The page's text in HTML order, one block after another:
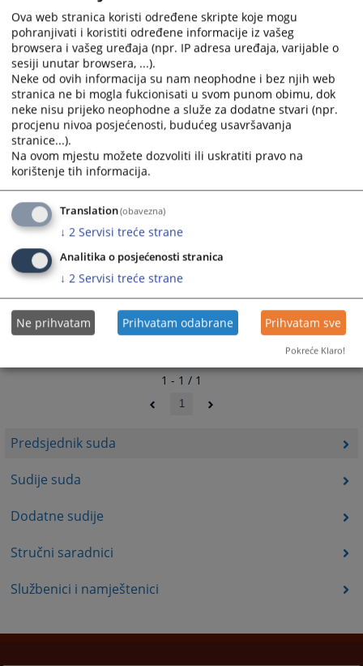
Predsjednik suda
Sudije suda
Dodatne sudije
Stručni saradnici
Službenici i namještenici
13902PREGLEDA
1 - 1 / 1
1
Ova web stranica koristi određene skripte koje mogu
pohranjivati i koristiti određene informacije iz vašeg
browsera i vašeg uređaja (npr. IP adresa uređaja, varijable o
sesiji unutar browsera, ...).
Neke od ovih informacija su nam neophodne i bez njih web
stranica ne bi mogla fukcionisati u svom punom obimu, dok
neke nisu prijeko neophodne a služe za dodatne stvari (npr.
procjenu nivoa posjećenosti, budućeg usavršavanja
stranice...).
Na ovom mjestu možete dozvoliti ili uskratiti pravo na
korištenje tih informacija.
Translation(obavezna)
↓ 2 Servisi treće strane
Analitika o posjećenosti stranica
↓ 2 Servisi treće strane
Ne prihvatam Prihvatam odabrane Prihvatam sve
Pokreće Klaro!